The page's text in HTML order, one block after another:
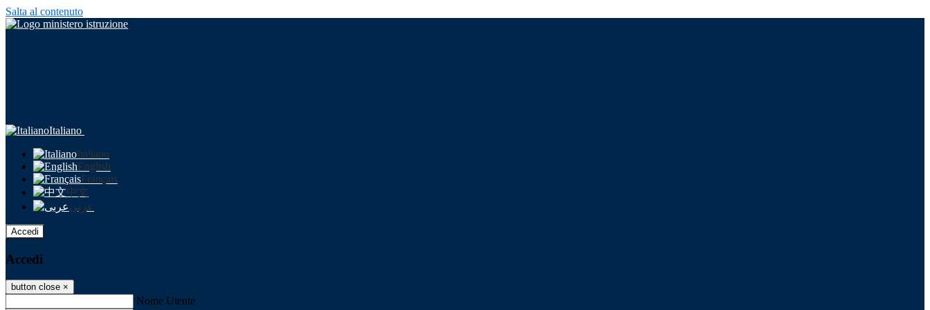
Salta al contenuto
Italiano
Italiano
English
Français
中文
عربى
Accedi
Accedi
button close ×
Nome Utente